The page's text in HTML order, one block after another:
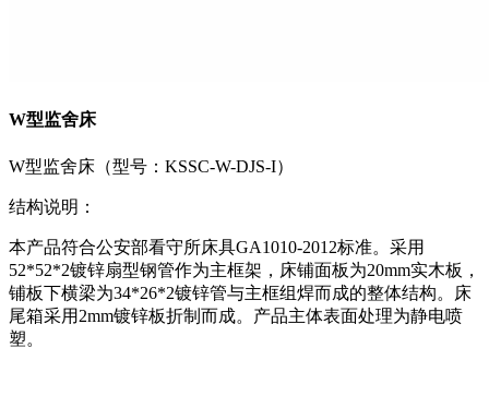
W型监舍床
W型监舍床（型号：KSSC-W-DJS-I）
结构说明：
本产品符合公安部看守所床具GA1010-2012标准。采用
52*52*2镀锌扇型钢管作为主框架，床铺面板为20mm实木板，
铺板下横梁为34*26*2镀锌管与主框组焊而成的整体结构。床
尾箱采用2mm镀锌板折制而成。产品主体表面处理为静电喷
塑。